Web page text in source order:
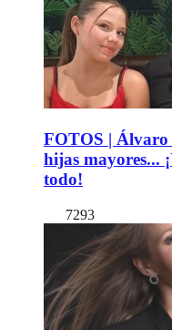
FOTOS | Álvaro
hijas mayores...
todo!
7293